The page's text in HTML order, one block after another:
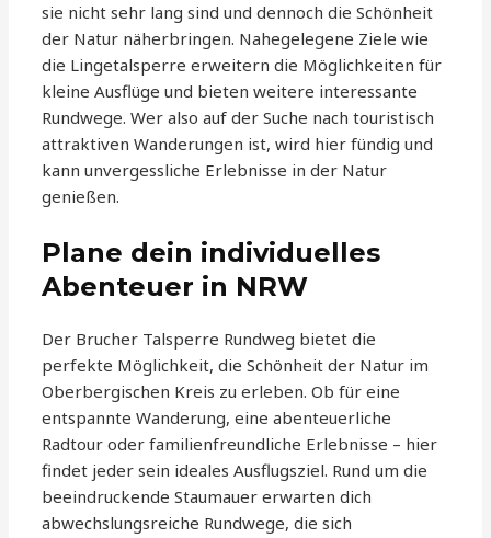
sie nicht sehr lang sind und dennoch die Schönheit
der Natur näherbringen. Nahegelegene Ziele wie
die Lingetalsperre erweitern die Möglichkeiten für
kleine Ausflüge und bieten weitere interessante
Rundwege. Wer also auf der Suche nach touristisch
attraktiven Wanderungen ist, wird hier fündig und
kann unvergessliche Erlebnisse in der Natur
genießen.
Plane dein individuelles
Abenteuer in NRW
Der Brucher Talsperre Rundweg bietet die
perfekte Möglichkeit, die Schönheit der Natur im
Oberbergischen Kreis zu erleben. Ob für eine
entspannte Wanderung, eine abenteuerliche
Radtour oder familienfreundliche Erlebnisse – hier
findet jeder sein ideales Ausflugsziel. Rund um die
beeindruckende Staumauer erwarten dich
abwechslungsreiche Rundwege, die sich